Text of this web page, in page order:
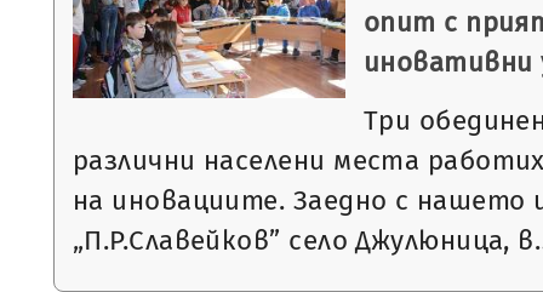
опит с
иновативни
Три
различни населени места
на иновациите. Заедно с нашето
„П.Р.Славейков” село Джулюница,